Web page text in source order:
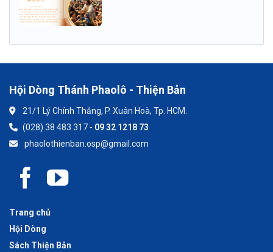
Hội Dòng Thánh Phaolô - Thiện Bản
21/1 Lý Chính Thắng, P. Xuân Hoà, Tp. HCM.
(028) 38 483 317 - 09 32 1218 73
phaolothienban.osp@gmail.com
Trang chủ
Hội Dòng
Sách Thiện Bản